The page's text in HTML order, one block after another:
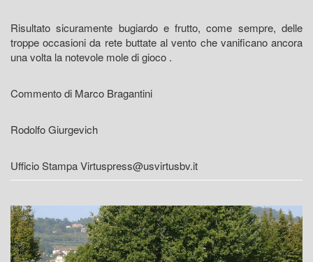
Risultato sicuramente bugiardo e frutto, come sempre, delle
troppe occasioni da rete buttate al vento che vanificano ancora
una volta la notevole mole di gioco .
Commento di Marco Bragantini
Rodolfo Giurgevich
Ufficio Stampa Virtuspress@usvirtusbv.it